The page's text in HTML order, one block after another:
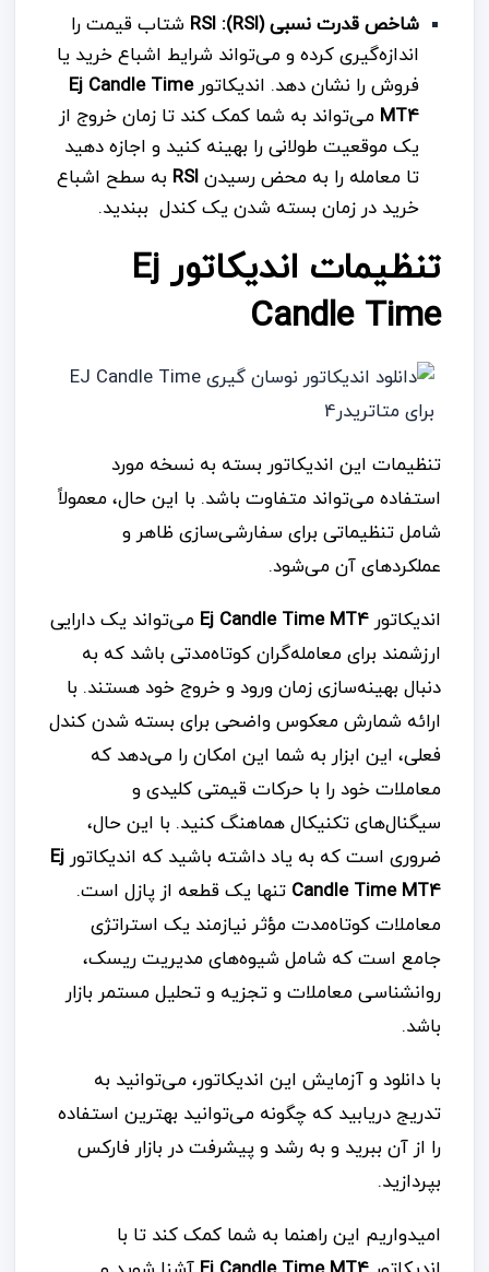
شاخص قدرت نسبی (RSI): RSI
شتاب قیمت را
اندازه‌گیری کرده و می‌تواند شرایط اشباع خرید یا
فروش را نشان دهد. اندیکاتورEj Candle Time
MT4 می‌تواند به شما کمک کند تا زمان خروج از
یک موقعیت طولانی را بهینه کنید و اجازه دهید
تا معامله را به محض رسیدنRSI به سطح اشباع
خرید در زمان بسته شدن یک کندل ببندید.
تنظیمات اندیکاتور Ej
Candle Time
تنظیمات این اندیکاتور بسته به نسخه مورد
استفاده می‌تواند متفاوت باشد. با این حال، معمولاً
شامل تنظیماتی برای سفارشی‌سازی ظاهر و
عملکردهای آن می‌شود.
اندیکاتورEj Candle Time MT4 می‌تواند یک دارایی
ارزشمند برای معامله‌گران کوتاه‌مدتی باشد که به
دنبال بهینه‌سازی زمان ورود و خروج خود هستند. با
ارائه شمارش معکوس واضحی برای بسته شدن کندل
فعلی، این ابزار به شما این امکان را می‌دهد که
معاملات خود را با حرکات قیمتی کلیدی و
سیگنال‌های تکنیکال هماهنگ کنید. با این حال،
ضروری است که به یاد داشته باشید که اندیکاتورEj
Candle Time MT4 تنها یک قطعه از پازل است.
معاملات کوتاه‌مدت مؤثر نیازمند یک استراتژی
جامع است که شامل شیوه‌های مدیریت ریسک،
روانشناسی معاملات و تجزیه و تحلیل مستمر بازار
باشد.
با دانلود و آزمایش این اندیکاتور، می‌توانید به
تدریج دریابید که چگونه می‌توانید بهترین استفاده
را از آن ببرید و به رشد و پیشرفت در بازار فارکس
بپردازید.
امیدواریم این راهنما به شما کمک کند تا با